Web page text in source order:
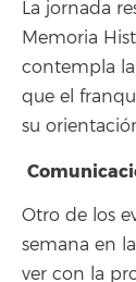
La jornada
Memoria
contempla
que el
su
Otro de los
semana en
ver con la